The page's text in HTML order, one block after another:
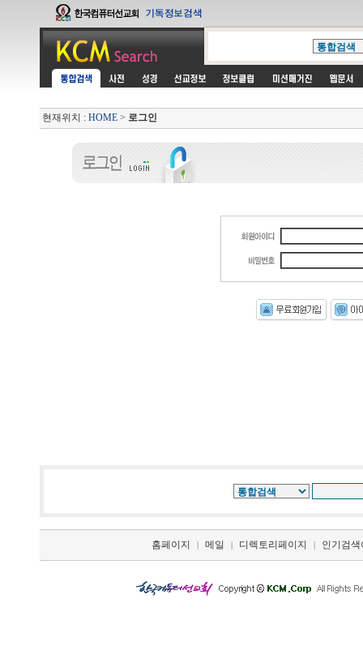
현재위치 : HOME > 로그인
홈페이지 | 메일 | 디렉토리페이지 | 인기검색